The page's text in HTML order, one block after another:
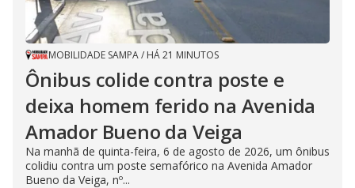
MOBILIDADE SAMPA/ HÁ 21 MINUTOS
Ônibus colide contra poste e
deixa homem ferido na Avenida
Amador Bueno da Veiga
Na manhã de quinta-feira, 6 de agosto de 2026, um ônibus
colidiu contra um poste semafórico na Avenida Amador
Bueno da Veiga, nº...